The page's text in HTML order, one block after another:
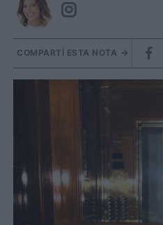
COMPARTÍ ESTA NOTA